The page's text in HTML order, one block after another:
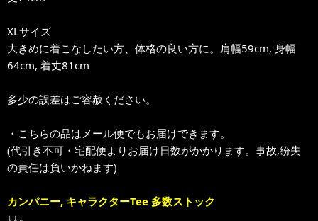
XLサイズ
大きめに着こなしたい方、体格の良い方に。肩幅59cm, 身幅
64cm, 着丈81cm
多少の誤差はご容赦ください。
・こちらの品はメール便でもお届けできます。
(代引き不可・宅配便よりお届け日数がかかります。事故,紛失
の責任は負いかねます)
カンパニー, キャラクターTee 多数ストック
↓↓↓